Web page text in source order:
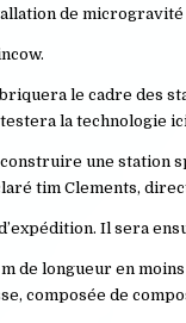
de
le cadre des
la technologie
une
tim Clements,
Il sera
longueur en
composée de